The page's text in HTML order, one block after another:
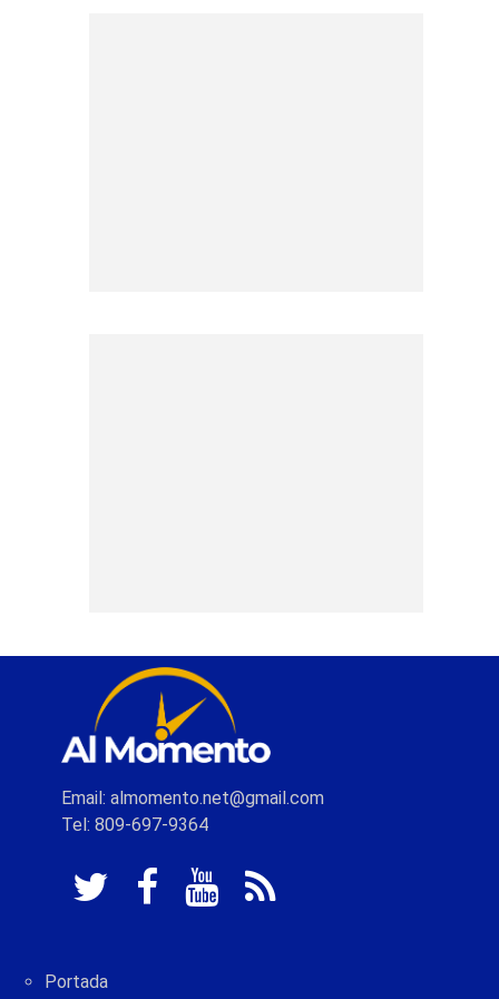
Email: almomento.net@gmail.com
Tel: 809-697-9364
Portada